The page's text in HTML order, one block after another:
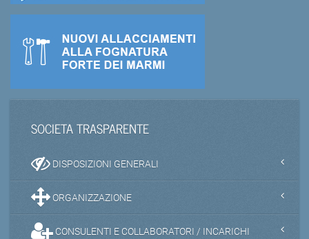
SOCIETA TRASPARENTE
DISPOSIZIONI GENERALI
ORGANIZZAZIONE
CONSULENTI E COLLABORATORI / INCARICHI